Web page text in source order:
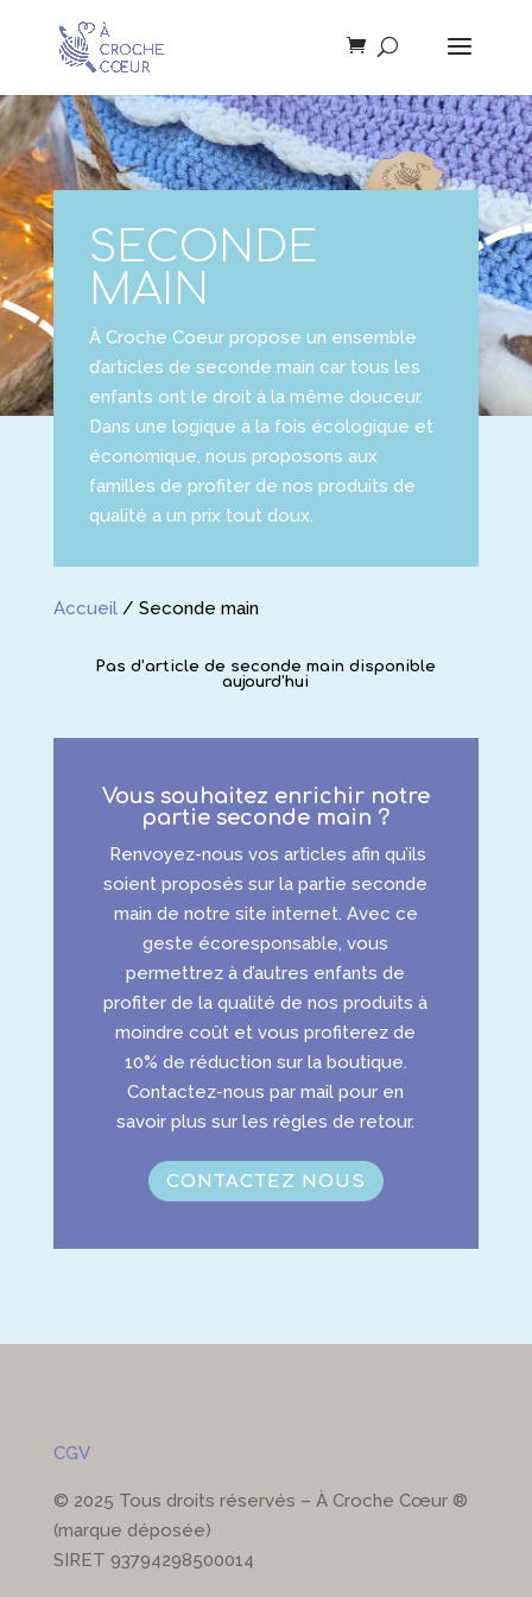
SECONDE
MAIN
À Croche Coeur propose un ensemble
d’articles de seconde main car tous les
enfants ont le droit à la même douceur.
Dans une logique à la fois écologique et
économique, nous proposons aux
familles de profiter de nos produits de
qualité a un prix tout doux.
Accueil/ Seconde main
Pas d’article de seconde main disponible
aujourd’hui
Vous souhaitez enrichir notre
partie seconde main ?
Renvoyez-nous vos articles afin qu’ils
soient proposés sur la partie seconde
main de notre site internet. Avec ce
geste écoresponsable, vous
permettrez à d’autres enfants de
profiter de la qualité de nos produits à
moindre coût et vous profiterez de
10% de réduction sur la boutique.
Contactez-nous par mail pour en
savoir plus sur les règles de retour.
CONTACTEZ NOUS
CGV
© 2025 Tous droits réservés – À Croche Cœur ®
(marque déposée)
SIRET 93794298500014